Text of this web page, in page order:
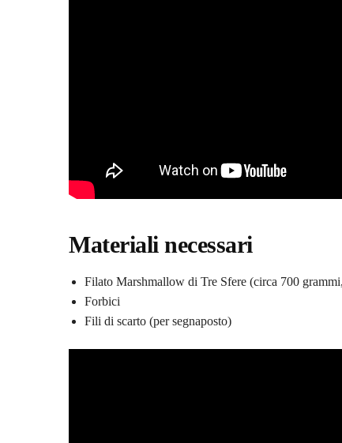
Materiali necessari
Filato Marshmallow di Tre Sfere (circa 700
Forbici
Fili di scarto (per segnaposto)